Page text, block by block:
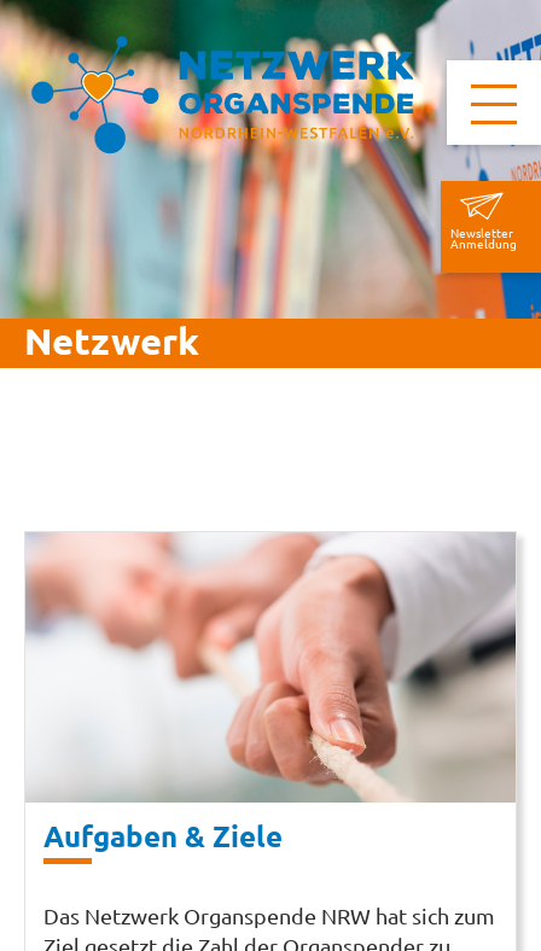
Netzwerk
Aufgaben & Ziele
Das Netzwerk Organspende NRW hat sich zum
Ziel gesetzt die Zahl der Organspender zu
Newsletter
Anmeldung